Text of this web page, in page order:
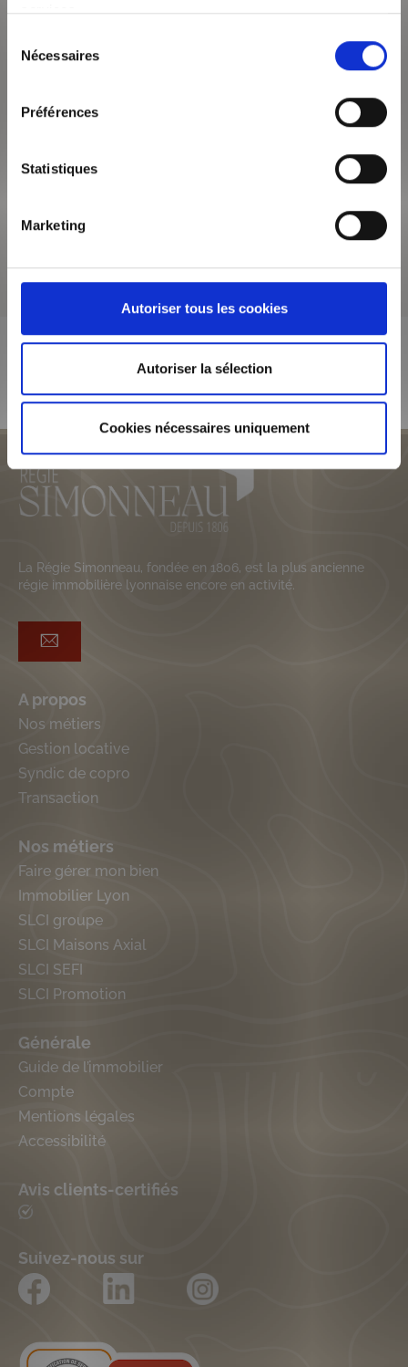
services.
Nécessaires
Préférences
Statistiques
Marketing
Autoriser tous les cookies
Autoriser la sélection
Cookies nécessaires uniquement
Lyon 69003
PROCHE DE LA PART-DIEU ET A 6 MINUTES A PIED DU METRO B
Retrouvez toutes nos offres de location à
Lyon 3
La Régie Simonneau, fondée en 1806, est la plus ancienne
régie immobilière lyonnaise encore en activité.
A propos
Nos métiers
Gestion locative
Syndic de copro
Transaction
Nos métiers
Faire gérer mon bien
Immobilier Lyon
SLCI groupe
SLCI Maisons Axial
SLCI SEFI
SLCI Promotion
Générale
Guide de l’immobilier
Compte
Mentions légales
Accessibilité
Avis clients-certifiés
Suivez-nous sur